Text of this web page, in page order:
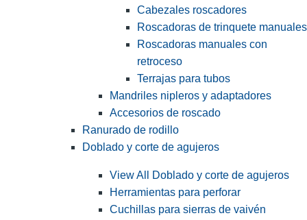
Cabezales roscadores
Roscadoras de trinquete manuales
Roscadoras manuales con
retroceso
Terrajas para tubos
Mandriles nipleros y adaptadores
Accesorios de roscado
Ranurado de rodillo
Doblado y corte de agujeros
View All Doblado y corte de agujeros
Herramientas para perforar
Cuchillas para sierras de vaivén